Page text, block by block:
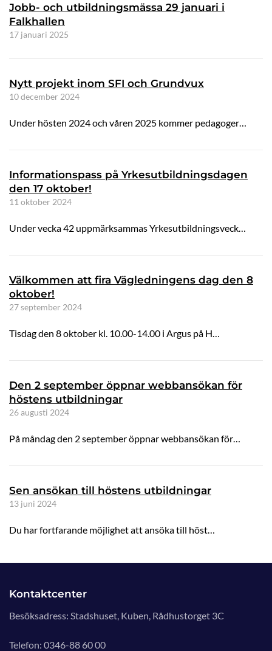
Jobb- och utbildningsmässa 29 januari i
Falkhallen
17 januari 2025
Nytt projekt inom SFI och Grundvux
10 december 2024
Under hösten 2024 och våren 2025 kommer pedagoger…
Informationspass på Yrkesutbildningsdagen
den 17 oktober!
11 oktober 2024
Under vecka 42 uppmärksammas Yrkesutbildningsveck…
Välkommen att fira Vägledningens dag den 8
oktober!
27 september 2024
Tisdag den 8 oktober kl. 10.00-14.00 i Argus på H…
Den 2 september öppnar webbansökan för
höstens utbildningar
26 augusti 2024
På måndag den 2 september öppnar webbansökan för…
Sen ansökan till höstens utbildningar
13 juni 2024
Du har fortfarande möjlighet att ansöka till höst…
Kontaktcenter
Besöksadress: Stadshuset, Kuben, Rådhustorget 3C
Telefon: 0346-88 60 00